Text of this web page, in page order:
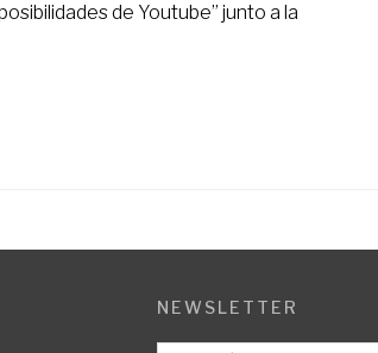
de Youtube” junto a la
NEWSLETTER